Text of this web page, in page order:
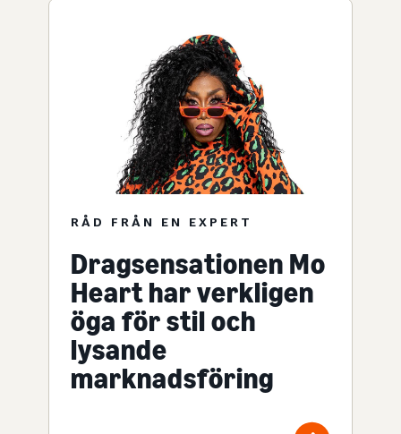
RÅD FRÅN EN EXPERT
Dragsensationen Mo
Heart har verkligen
öga för stil och
lysande
marknadsföring